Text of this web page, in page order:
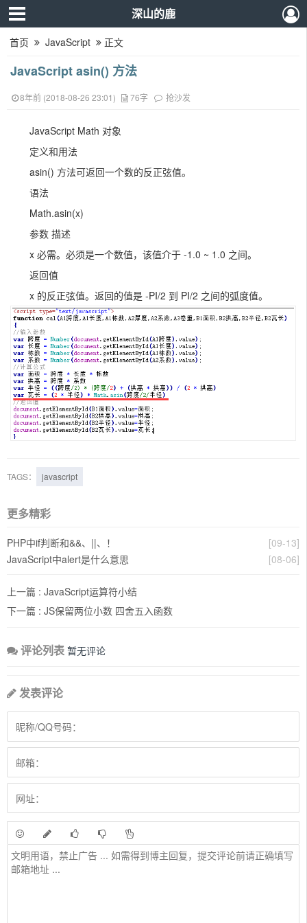
深山的鹿
首页 JavaScript 正文
JavaScript asin() 方法
8年前 (2018-08-26 23:01) 76字 抢沙发
JavaScript Math 对象
定义和用法
asin() 方法可返回一个数的反正弦值。
语法
Math.asin(x)
参数 描述
x 必需。必须是一个数值，该值介于 -1.0 ~ 1.0 之间。
返回值
x 的反正弦值。返回的值是 -PI/2 到 PI/2 之间的弧度值。
TAGS： javascript
更多精彩
[09-13]
PHP中if判断和&&、||、！
[08-06]
JavaScript中alert是什么意思
上一篇 : JavaScript运算符小结
下一篇 : JS保留两位小数 四舍五入函数
评论列表 暂无评论
发表评论